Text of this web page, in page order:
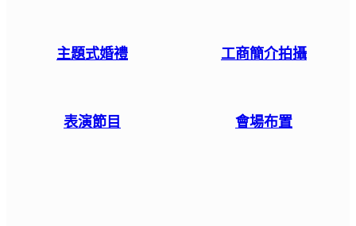
主題式婚禮 工商簡介拍攝
表演節目 會場布置